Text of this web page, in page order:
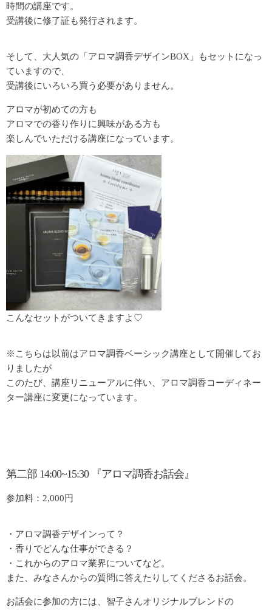
時間の講座です。
受講後に修了証も発行されます。
そして、大人気の「アロマ調香デザインBOX」もセットになっ
ていますので、
受講後にいろいろ買う必要がありません。
アロマが初めての方も
アロマでの香り作りに興味がある方も
楽しんでいただける講座になっています。
こんなセットがついてきますよ♡
※こちらは以前はアロマ調香ベーシック講座として開催してお
りましたが
このたび、講座リニューアルに伴い、アロマ調香コーディネー
ター講座に変更になっています。
第二部 14:00~15:30 『アロマ調香お話会』
参加料：2,000円
・アロマ調香デザインって？
・香りでどんな仕事ができる？
・これからのアロマ業界についてなど。
また、みなさんからの質問に答えたりしてくださるお話会。
お話会に参加の方には、智子さんオリジナルブレンドの